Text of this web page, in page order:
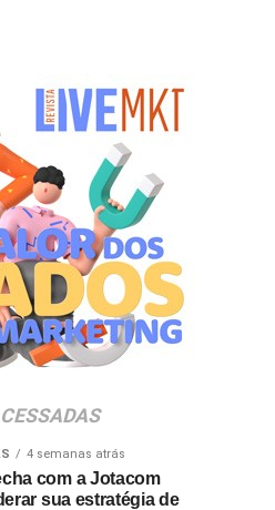
4 semanas atrás
com a Jotacom
sua estratégia de